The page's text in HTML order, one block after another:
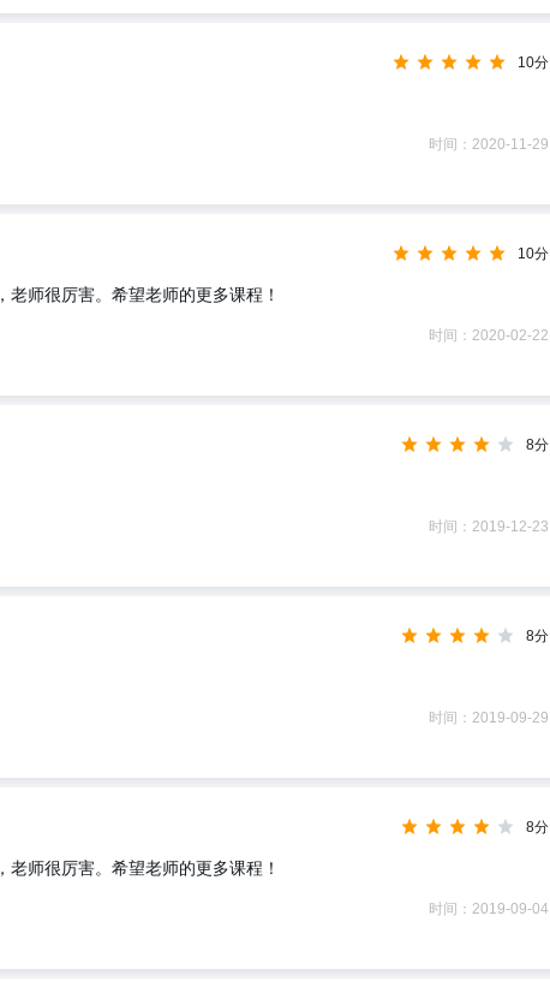
10分
时间：2020-11-29
10分
师很厉害。希望老师的更多课程！
时间：2020-02-22
8分
时间：2019-12-23
8分
时间：2019-09-29
8分
师很厉害。希望老师的更多课程！
时间：2019-09-04